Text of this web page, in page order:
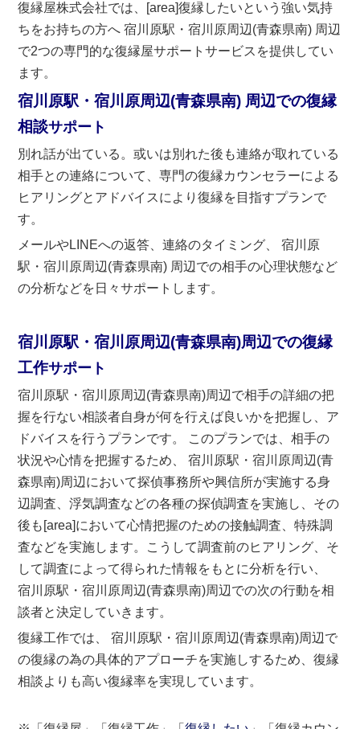
復縁屋株式会社では、[area]復縁したいという強い気持
ちをお持ちの方へ 宿川原駅・宿川原周辺(青森県南) 周辺
で2つの専門的な復縁屋サポートサービスを提供してい
ます。
宿川原駅・宿川原周辺(青森県南) 周辺での復縁
相談サポート
別れ話が出ている。或いは別れた後も連絡が取れている
相手との連絡について、専門の復縁カウンセラーによる
ヒアリングとアドバイスにより復縁を目指すプランで
す。
メールやLINEへの返答、連絡のタイミング、 宿川原
駅・宿川原周辺(青森県南) 周辺での相手の心理状態など
の分析などを日々サポートします。
宿川原駅・宿川原周辺(青森県南)周辺での復縁
工作サポート
宿川原駅・宿川原周辺(青森県南)周辺で相手の詳細の把
握を行ない相談者自身が何を行えば良いかを把握し、ア
ドバイスを行うプランです。 このプランでは、相手の
状況や心情を把握するため、 宿川原駅・宿川原周辺(青
森県南)周辺において探偵事務所や興信所が実施する身
辺調査、浮気調査などの各種の探偵調査を実施し、その
後も[area]において心情把握のための接触調査、特殊調
査などを実施します。こうして調査前のヒアリング、そ
して調査によって得られた情報をもとに分析を行い、
宿川原駅・宿川原周辺(青森県南)周辺での次の行動を相
談者と決定していきます。
復縁工作では、 宿川原駅・宿川原周辺(青森県南)周辺で
の復縁の為の具体的アプローチを実施しするため、復縁
相談よりも高い復縁率を実現しています。